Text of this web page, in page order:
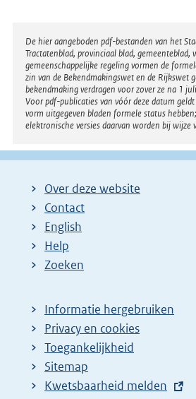
Disclaimer
De hier aangeboden pdf-bestanden van het
Tractatenblad, provinciaal blad, gemeenteblad,
gemeenschappelijke regeling vormen de
zin van de Bekendmakingswet en de Rijkswet
bekendmaking verdragen voor zover ze na 1
Voor pdf-publicaties van vóór deze datum
vorm uitgegeven bladen formele status
elektronische versies daarvan worden bij wijze
Over deze website
Contact
English
Help
Zoeken
Informatie hergebruiken
Privacy en cookies
Toegankelijkheid
Sitemap
E
Kwetsbaarheid melden